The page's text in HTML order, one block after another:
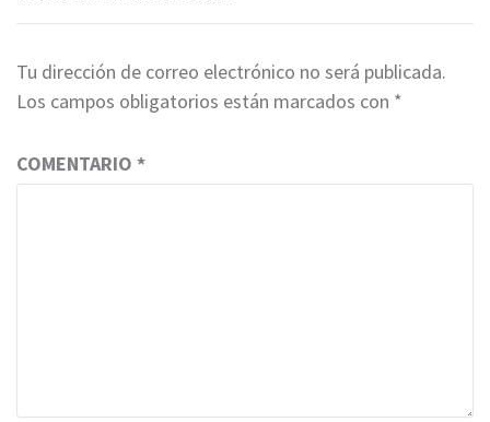
Tu dirección de correo electrónico no será publicada.
Los campos obligatorios están marcados con *
COMENTARIO *